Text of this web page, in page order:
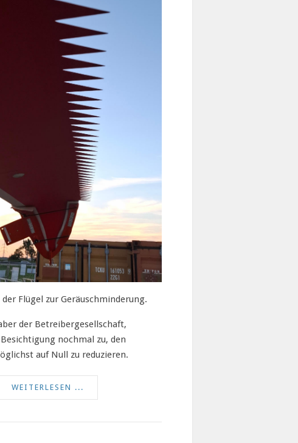
Flügel zur Geräuschminderung.
der Betreibergesellschaft,
nochmal zu, den
auf Null zu reduzieren.
WEITERLESEN ...